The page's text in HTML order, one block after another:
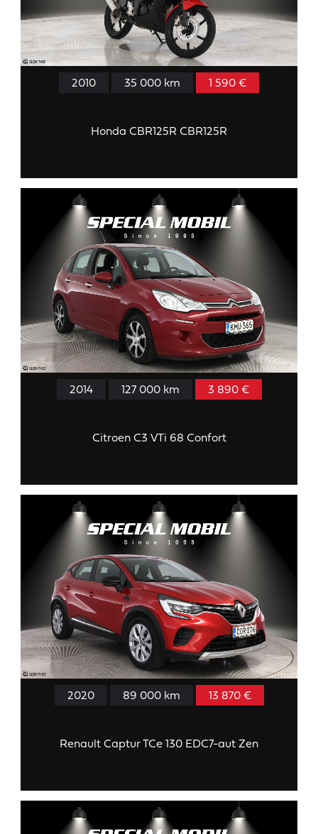
2010 35 000 km 1 590 €
Honda CBR125R CBR125R
2014 127 000 km 3 890 €
Citroen C3 VTi 68 Confort
2020 89 000 km 13 870 €
Renault Captur TCe 130 EDC7-aut Zen